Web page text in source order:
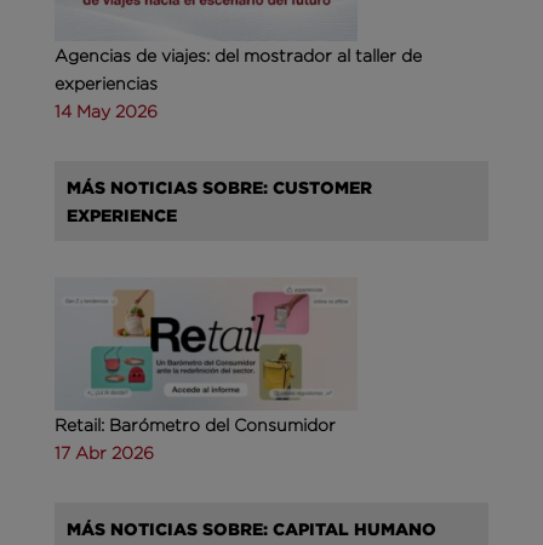
Agencias de viajes: del mostrador al taller de
experiencias
14 May 2026
MÁS NOTICIAS SOBRE: CUSTOMER
EXPERIENCE
Retail: Barómetro del Consumidor
17 Abr 2026
MÁS NOTICIAS SOBRE: CAPITAL HUMANO